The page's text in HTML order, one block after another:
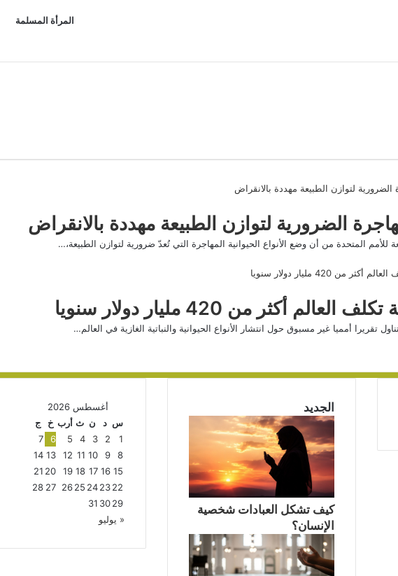
المرأة المسلمة
الضرورية لتوازن الطبيعة مهددة بالانقراض
للأمم المتحدة من أن وضع الأنواع الحيوانية المهاجرة التي تُعدّ ضرورية لتوازن الطبيعة،…
أكثر من 420 مليار دولار سنويا
تقريرا أمميا غير مسبوق حول انتشار الأنواع الحيوانية والنباتية الغازية في العالم…
أغسطس 2026
س د ن ث أرب خ
ج
1
2
3
4
5
6
7
8
9
10
11
12
13
14
15
16
17
18
19
20
21
22
23
24
25
26
27
28
29
30
31
« يوليو
الجديد
كيف تشكل العبادات شخصية
الإنسان؟